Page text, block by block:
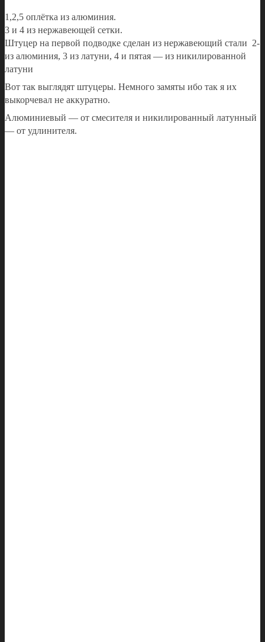
1,2,5 оплётка из алюминия.
3 и 4 из нержавеющей сетки.
Штуцер на первой подводке сделан из нержавеющий стали 2-
из алюминия, 3 из латуни, 4 и пятая — из никилированной
латуни
Вот так выглядят штуцеры. Немного замяты ибо так я их
выкорчевал не аккуратно.
Алюминиевый — от смесителя и никилированный латунный
— от удлинителя.